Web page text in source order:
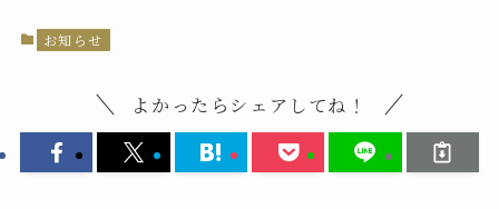
お知らせ
よかったらシェアしてね！